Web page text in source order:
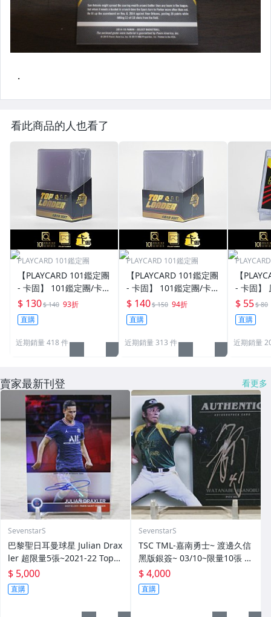
看此商品的人也看了
PLAYCARD 101鑑定團
【PLAYCARD 101鑑定團
- 卡固】 101鑑定團/卡固
原廠原裝 一般卡夾 / 塑
膠殼 尺寸：35pt
$ 130$ 140 93折
直購
近期銷量 418 件
PLAYCARD 101鑑定團
【PLAYCARD 101鑑定團
- 卡固】 101鑑定團/卡固
原廠原裝 一般卡夾 / 塑
膠殼 尺寸：55pt
$ 140$ 150 94折
直購
近期銷量 313 件
【
- 卡固】
卡夾 /
pt /
$ 55$ 80
直購
近期銷量
賣家最新刊登 看更多
SevenstarS
巴黎聖日耳曼球星 Julian Drax
ler 超限量5張~2021-22 Topp
s Paris Saint-Germain SSP
亮面簽名卡~
$ 5,000
直購
SevenstarS
TSC TML-嘉南勇士~ 渡邊久信
黑版銀簽~ 03/10~限量10張 簽
名卡~交換卡 已換回~ 簽背號4
1~西武獅日職3屆勝投王 勇士T
ML三冠王 MVP~
$ 4,000
直購